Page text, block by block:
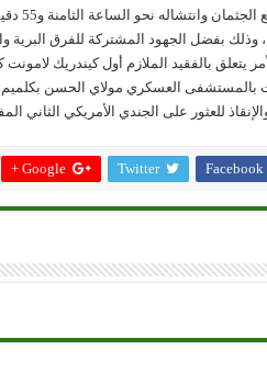
أنه
وذلك بفضل الجهود المشتركة للفرق البرية
يتعلق بالفقيد الملازم أول كيندريك
بالمستشفى العسكري مولاي الحسن بكلميم،
للعثور على الجندي الأمريكي الثاني المفقود منذ
Facebook
Twitter
Google +